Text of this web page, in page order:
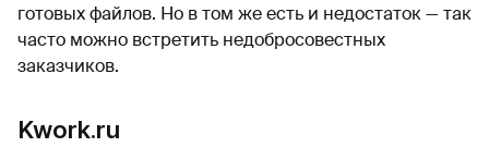
готовых файлов. Но в том же есть и недостаток — так
часто можно встретить недобросовестных
заказчиков.
Kwork.ru